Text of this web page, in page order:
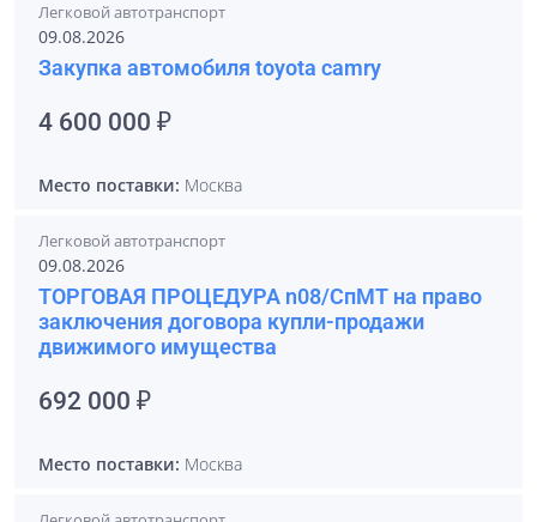
Легковой автотранспорт
09.08.2026
Закупка автомобиля toyota camry
4 600 000 ₽
Место поставки: Москва
Легковой автотранспорт
09.08.2026
ТОРГОВАЯ ПРОЦЕДУРА n08/СпМТ на право
заключения договора купли-продажи
движимого имущества
692 000 ₽
Место поставки: Москва